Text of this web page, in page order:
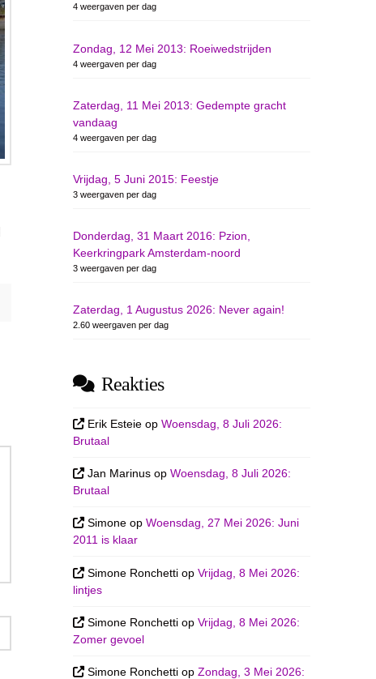
4 weergaven per dag
Zondag, 12 Mei 2013: Roeiwedstrijden
4 weergaven per dag
Zaterdag, 11 Mei 2013: Gedempte gracht
vandaag
4 weergaven per dag
Vrijdag, 5 Juni 2015: Feestje
3 weergaven per dag
Donderdag, 31 Maart 2016: Pzion,
Keerkringpark Amsterdam-noord
3 weergaven per dag
Zaterdag, 1 Augustus 2026: Never again!
2.60 weergaven per dag
Reakties
Erik Esteie opWoensdag, 8 Juli 2026:
Brutaal
Jan Marinus opWoensdag, 8 Juli 2026:
Brutaal
Simone opWoensdag, 27 Mei 2026: Juni
2011 is klaar
Simone Ronchetti opVrijdag, 8 Mei 2026:
lintjes
Simone Ronchetti opVrijdag, 8 Mei 2026:
Zomer gevoel
Simone Ronchetti opZondag, 3 Mei 2026: